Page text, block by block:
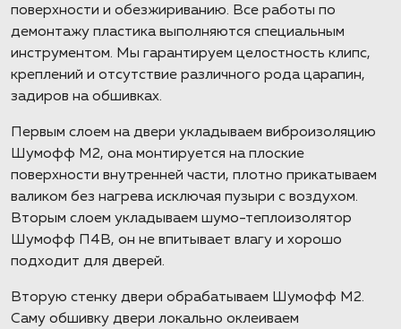
поверхности и обезжириванию. Все работы по
демонтажу пластика выполняются специальным
инструментом. Мы гарантируем целостность клипс,
креплений и отсутствие различного рода царапин,
задиров на обшивках.
Первым слоем на двери укладываем виброизоляцию
Шумофф М2, она монтируется на плоские
поверхности внутренней части, плотно прикатываем
валиком без нагрева исключая пузыри с воздухом.
Вторым слоем укладываем шумо-теплоизолятор
Шумофф П4В, он не впитывает влагу и хорошо
подходит для дверей.
Вторую стенку двери обрабатываем Шумофф М2.
Саму обшивку двери локально оклеиваем